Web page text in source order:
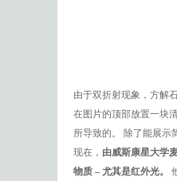
由于双折射现象，方解
在图片的顶部放置一块
所导致的。 除了能展示
现在， 由威斯康星大学
物质 – 尤其是红外光。